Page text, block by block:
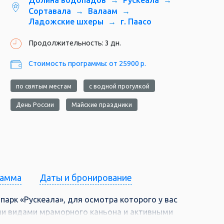
не распространяется на все виды
оплаты: выкуп в офисе, электронная
быть полной и достоверной:
несоблюдении пунктов в
даты путевки, нельзя изменить
случае внесения подобных
собой право на изменение
прекращение акции в связи с
Сортавала
Валаам
Ладожские шхеры
г. Паасо
Продолжительность: 3 дн.
Стоимость программы: от 25900 р.
по святым местам с водной прогулкой
День России Майские праздники
Даты и бронирование
«Рускеала», для осмотра которого у вас
видами мраморного каньона и активными